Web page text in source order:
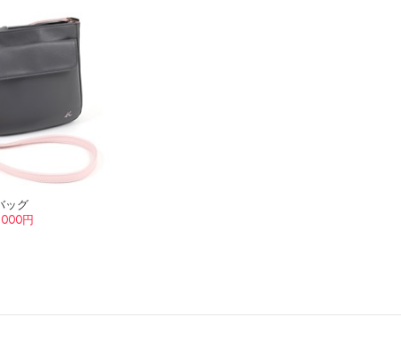
ッグ
円